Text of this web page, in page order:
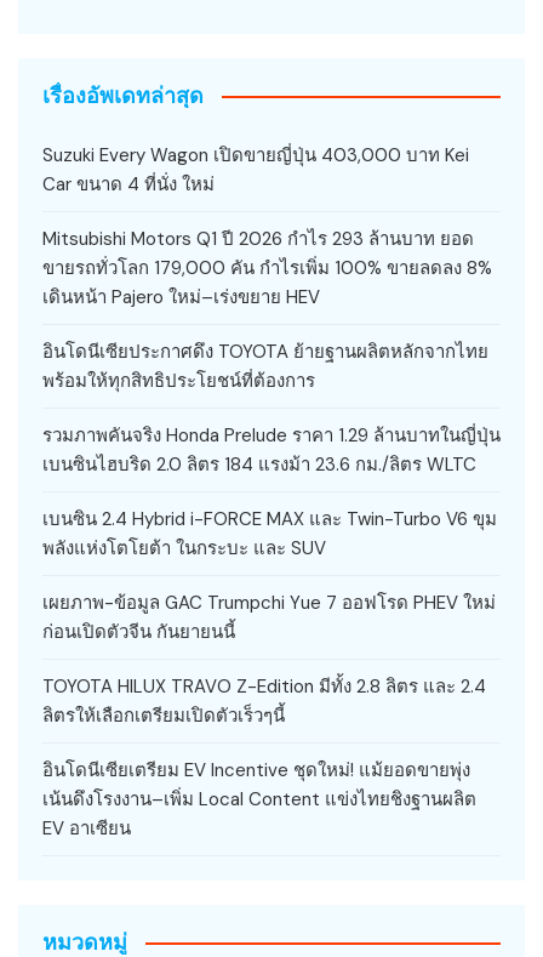
เรื่องอัพเดทล่าสุด
Suzuki Every Wagon เปิดขายญี่ปุ่น 403,000 บาท Kei
Car ขนาด 4 ที่นั่ง ใหม่
Mitsubishi Motors Q1 ปี 2026 กำไร 293 ล้านบาท ยอด
ขายรถทั่วโลก 179,000 คัน กำไรเพิ่ม 100% ขายลดลง 8%
เดินหน้า Pajero ใหม่–เร่งขยาย HEV
อินโดนีเซียประกาศดึง TOYOTA ย้ายฐานผลิตหลักจากไทย
พร้อมให้ทุกสิทธิประโยชน์ที่ต้องการ
รวมภาพคันจริง Honda Prelude ราคา 1.29 ล้านบาทในญี่ปุ่น
เบนซินไฮบริด 2.0 ลิตร 184 แรงม้า 23.6 กม./ลิตร WLTC
เบนซิน 2.4 Hybrid i-FORCE MAX และ Twin-Turbo V6 ขุม
พลังแห่งโตโยต้า ในกระบะ และ SUV
เผยภาพ-ข้อมูล GAC Trumpchi Yue 7 ออฟโรด PHEV ใหม่
ก่อนเปิดตัวจีน กันยายนนี้
TOYOTA HILUX TRAVO Z-Edition มีทั้ง 2.8 ลิตร และ 2.4
ลิตรให้เลือกเตรียมเปิดตัวเร็วๆนี้
อินโดนีเซียเตรียม EV Incentive ชุดใหม่! แม้ยอดขายพุ่ง
เน้นดึงโรงงาน–เพิ่ม Local Content แข่งไทยชิงฐานผลิต
EV อาเซียน
หมวดหมู่